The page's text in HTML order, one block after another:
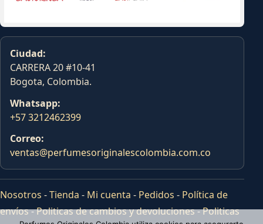
Ciudad:
CARRERA 20 #10-41
Bogota, Colombia.
Whatsapp:
+57 3212462399
Correo:
ventas@perfumesoriginalescolombia.com.co
Nosotros -Tienda - Mi cuenta - Pedidos - Política de
envíos-Politicas de cambios y devoluciones-Politicas